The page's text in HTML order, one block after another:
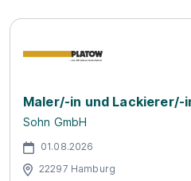
Maler/-in und Lackierer/-
Sohn GmbH
01.08.2026
22297 Hamburg